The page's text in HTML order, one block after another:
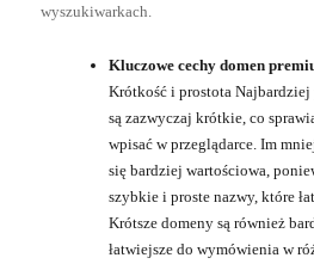
wyszukiwarkach.
Kluczowe cechy domen
Krótkość i prostota
są zazwyczaj krótkie, co
wpisać w przeglądarce. Im
się bardziej wartościowa,
szybkie i proste nazwy, które
Krótsze domeny są również
łatwiejsze do wymówienia w